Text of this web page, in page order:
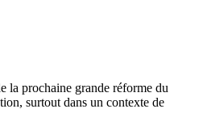
la prochaine grande réforme du
surtout dans un contexte de